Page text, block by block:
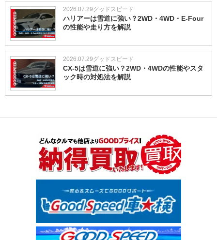
2026.07.29グッドスピード
ハリアーは雪道に強い？2WD・4WD・E-Four
の性能や走り方を解説
2026.07.29グッドスピード
CX-5は雪道に強い？2WD・4WDの性能やスタ
ック時の対処法を解説